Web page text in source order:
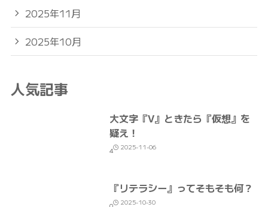
2025年11月
2025年10月
人気記事
大文字『V』ときたら『仮想』を
疑え！
4 2025-11-06
『リテラシー』ってそもそも何？
2025-10-30